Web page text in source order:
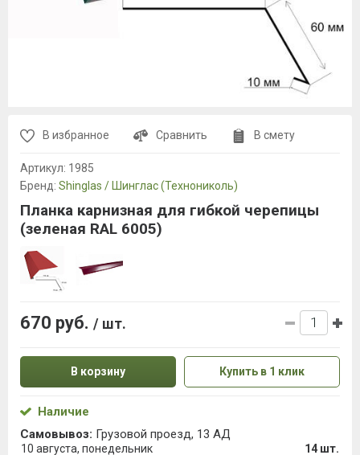
В избранное Сравнить В смету
Артикул: 1985
Бренд: Shinglas / Шинглас (Технониколь)
Планка карнизная для гибкой черепицы
(зеленая RAL 6005)
670 руб. / шт.
В корзину Купить в 1 клик
Наличие
Самовывоз: Грузовой проезд, 13 АД
10 августа, понедельник 14 шт.